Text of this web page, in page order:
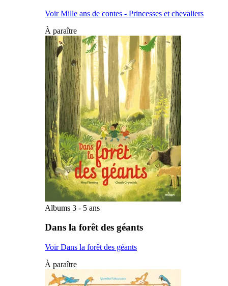
Voir Mille ans de contes - Princesses et chevaliers
À paraître
Albums 3 - 5 ans
Dans la forêt des géants
Voir Dans la forêt des géants
À paraître